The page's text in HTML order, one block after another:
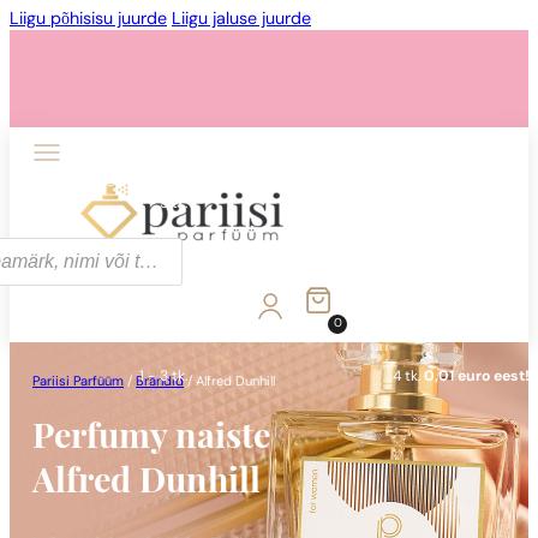
Liigu põhisisu juurde Liigu jaluse juurde
1 - 3 tk.
1 - 3 tk. 4 tk. 0,01 euro eest!
0
Pariisi Parfüüm / Brändid/Alfred Dunhill
Perfumy naiste
Alfred Dunhill